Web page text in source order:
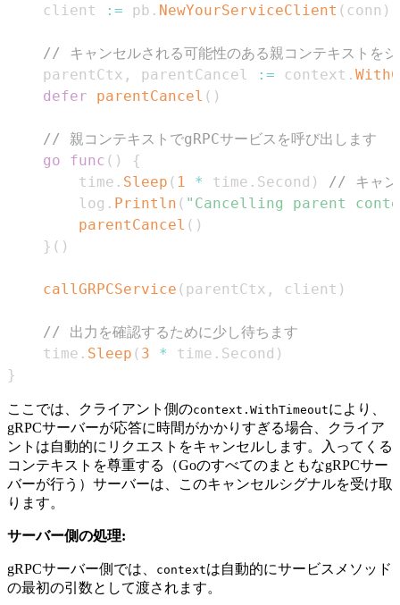
	client
:= pb . NewYourServiceClient ( conn )
// キャンセルされる可能性のある親コンテキストを
	parentCtx
, parentCancel := context .
defer
parentCancel ( )
// 親コンテキストでgRPCサービスを呼び出します
go
func ( )
{
		time
. Sleep ( 1 * time . Second )
// キャン
		log
. Println ( "Cancelling parent
parentCancel ( )
} ( )
callGRPCService ( parentCtx , client )
// 出力を確認するために少し待ちます
	time
. Sleep ( 3 * time . Second )
}
ここでは、クライアント側のcontext.WithTimeoutにより、
gRPCサーバーが応答に時間がかかりすぎる場合、クライア
ントは自動的にリクエストをキャンセルします。入ってくる
コンテキストを尊重する（GoのすべてのまともなgRPCサー
バーが行う）サーバーは、このキャンセルシグナルを受け取
ります。
サーバー側の処理:
gRPCサーバー側では、 contextは自動的にサービスメソッド
の最初の引数として渡されます。